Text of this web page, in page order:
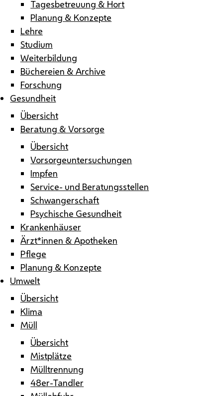
Tagesbetreuung & Hort
Planung & Konzepte
Lehre
Studium
Weiterbildung
Büchereien & Archive
Forschung
Gesundheit
Übersicht
Beratung & Vorsorge
Übersicht
Vorsorgeuntersuchungen
Impfen
Service- und Beratungsstellen
Schwangerschaft
Psychische Gesundheit
Krankenhäuser
Ärzt*innen & Apotheken
Pflege
Planung & Konzepte
Umwelt
Übersicht
Klima
Müll
Übersicht
Mistplätze
Mülltrennung
48er-Tandler